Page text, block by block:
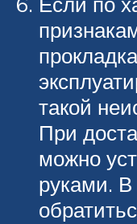
такой
При
можно
руками.